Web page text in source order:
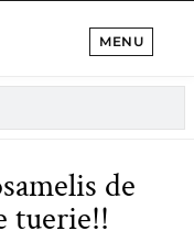
MENU
de
tuerie!!